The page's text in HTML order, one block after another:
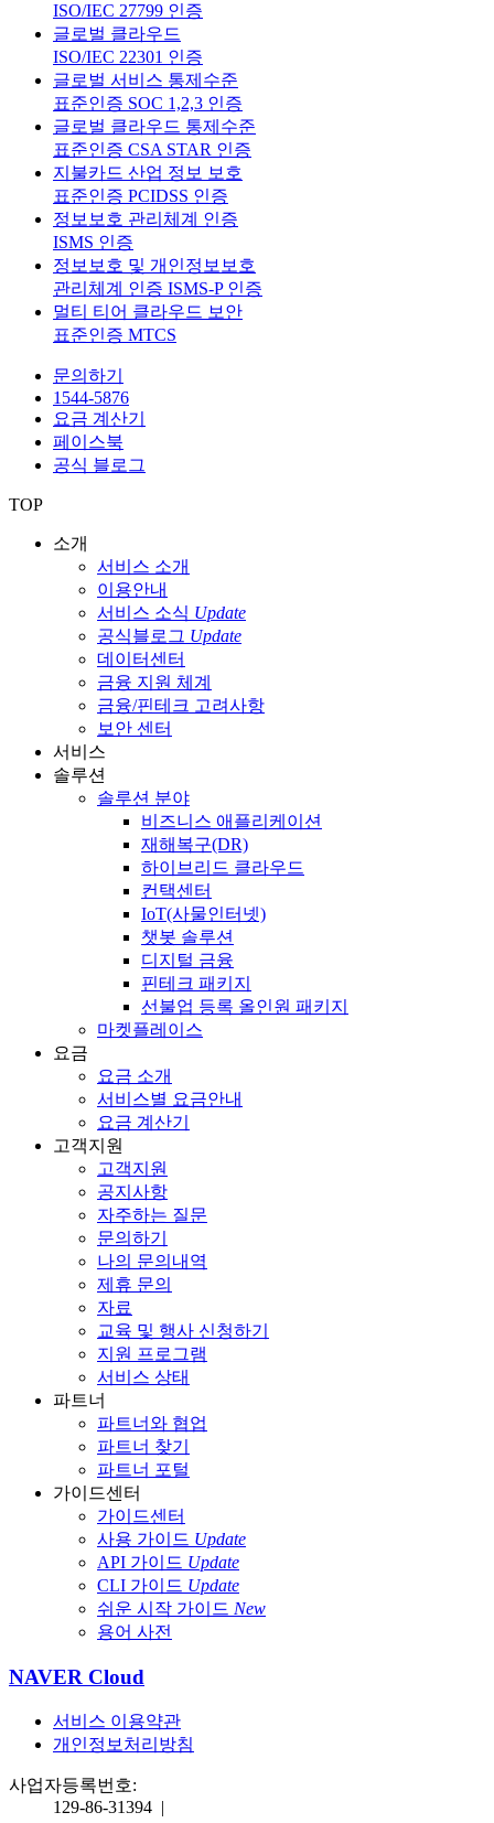
ISO/IEC 27799 인증
글로벌 클라우드
ISO/IEC 22301 인증
글로벌 서비스 통제수준
표준인증 SOC 1,2,3 인증
글로벌 클라우드 통제수준
표준인증 CSA STAR 인증
지불카드 산업 정보 보호
표준인증 PCIDSS 인증
정보보호 관리체계 인증
ISMS 인증
정보보호 및 개인정보보호
관리체계 인증 ISMS-P 인증
멀티 티어 클라우드 보안
표준인증 MTCS
문의하기
1544-5876
요금 계산기
페이스북
공식 블로그
TOP
소개
서비스 소개
이용안내
서비스 소식 Update
공식블로그 Update
데이터센터
금융 지원 체계
금융/핀테크 고려사항
보안 센터
서비스
솔루션
솔루션 분야
비즈니스 애플리케이션
재해복구(DR)
하이브리드 클라우드
컨택센터
IoT(사물인터넷)
챗봇 솔루션
디지털 금융
핀테크 패키지
선불업 등록 올인원 패키지
마켓플레이스
요금
요금 소개
서비스별 요금안내
요금 계산기
고객지원
고객지원
공지사항
자주하는 질문
문의하기
나의 문의내역
제휴 문의
자료
교육 및 행사 신청하기
지원 프로그램
서비스 상태
파트너
파트너와 협업
파트너 찾기
파트너 포털
가이드센터
가이드센터
사용 가이드 Update
API 가이드 Update
CLI 가이드 Update
쉬운 시작 가이드 New
용어 사전
NAVER Cloud
서비스 이용약관
개인정보처리방침
사업자등록번호:
129-86-31394 |